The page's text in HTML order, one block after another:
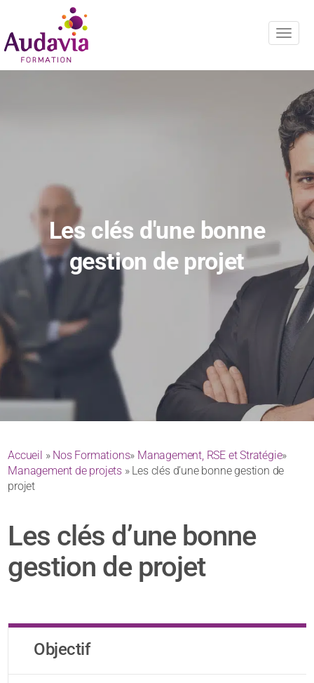
Les clés d'une bonne
gestion de projet
Accueil » Nos Formations» Management, RSE et Stratégie»
Management de projets » Les clés d’une bonne gestion de
projet
Les clés d’une bonne
gestion de projet
Objectif